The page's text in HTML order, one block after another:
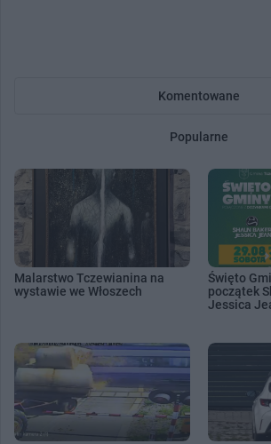
Komentowane
Popularne
Malarstwo Tczewianina na
wystawie we Włoszech
Święto
początek
Jessica